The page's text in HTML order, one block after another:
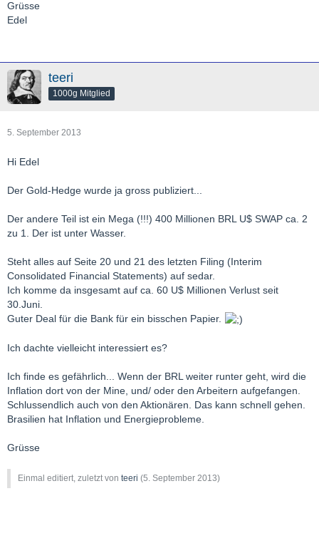
Grüsse
Edel
teeri
1000g Mitglied
5. September 2013
Hi Edel
Der Gold-Hedge wurde ja gross publiziert...
Der andere Teil ist ein Mega (!!!) 400 Millionen BRL U$ SWAP ca. 2
zu 1. Der ist unter Wasser.
Steht alles auf Seite 20 und 21 des letzten Filing (Interim
Consolidated Financial Statements) auf sedar.
Ich komme da insgesamt auf ca. 60 U$ Millionen Verlust seit
30.Juni.
Guter Deal für die Bank für ein bisschen Papier.
Ich dachte vielleicht interessiert es?
Ich finde es gefährlich... Wenn der BRL weiter runter geht, wird die
Inflation dort von der Mine, und/ oder den Arbeitern aufgefangen.
Schlussendlich auch von den Aktionären. Das kann schnell gehen.
Brasilien hat Inflation und Energieprobleme.
Grüsse
Einmal editiert, zuletzt von teeri (5. September 2013)